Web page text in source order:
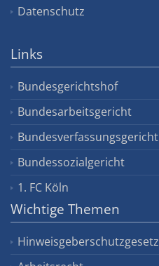
Datenschutz
Links
Bundesgerichtshof
Bundesarbeitsgericht
Bundesverfassungsgericht
Bundessozialgericht
1. FC Köln
Wichtige Themen
Hinweisgeberschutzgesetz